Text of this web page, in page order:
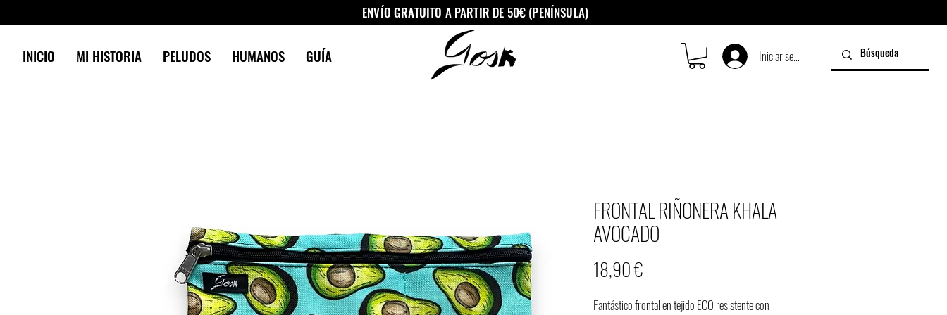
ENVÍO GRATUITO A PARTIR DE 50€ (PENÍNSULA)
INICIO MI HISTORIA PELUDOS HUMANOS GUÍA Iniciar sesión
FRONTAL RIÑONERA KHALA
AVOCADO
18,90 €
Fantásticofrontalen tejido ECO resistente con